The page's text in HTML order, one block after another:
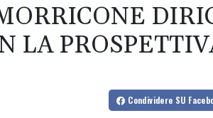
LA
Condividere SU